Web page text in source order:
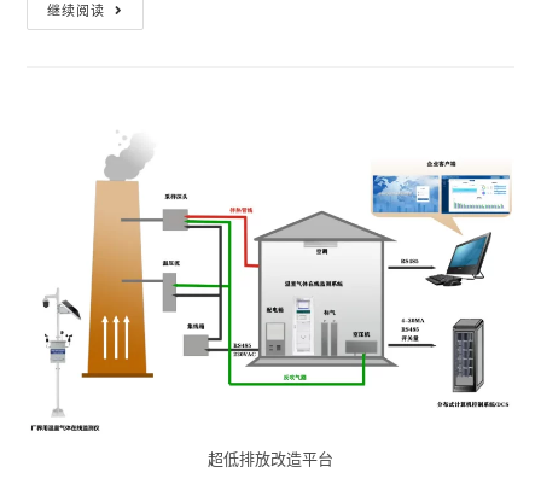
继续阅读
超低排放改造平台